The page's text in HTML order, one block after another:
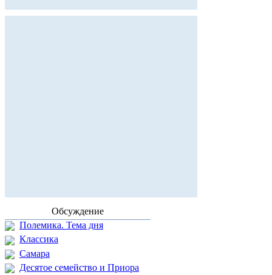
Обсуждение
Полемика. Тема дня
Классика
Самара
Десятое семейство и Приора